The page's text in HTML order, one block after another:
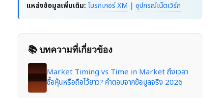
แหล่งข้อมูลเพิ่มเติม: โบรกเกอร์ XM | อุปกรณ์เน็ตเวิร์ก
📚 บทความที่เกี่ยวข้อง
Market Timing vs Time in Market ถึงเวลา
ซื้อหุ้นหรือถือไว้ยาว? คำตอบจากข้อมูลจริง 2026